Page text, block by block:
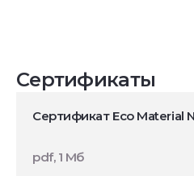
Сертификаты
Сертификат Eco Material
pdf, 1 Мб